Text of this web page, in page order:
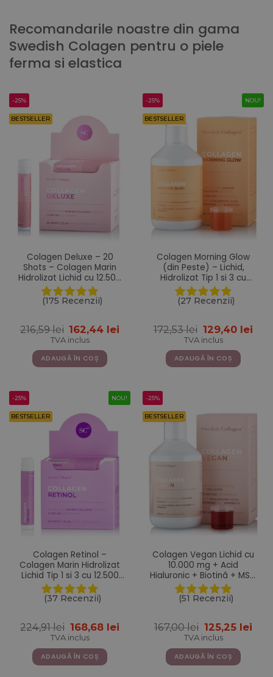
Recomandarile noastre din gama
Swedish Colagen pentru o piele
ferma si elastica
-25%
BESTSELLER
Colagen Deluxe – 20
Shots – Colagen Marin
Hidrolizat Lichid cu 12.500
mg + Acid Hialuronic 75
mg + Biotina 5000 mcg +
MSM 125 mg + Zinc + Siliciu
(175 Recenzii)
216,59lei Prețul
inițial
a
fost:
216,59 lei.
162,44 lei
162,44 lei.
TVA inclus
ADAUGĂ ÎN COȘ
-25%
BESTSELLER
NOU!
Colagen Morning Glow
(din Peste) – Lichid,
Hidrolizat Tip 1 si 3 cu
10.000 mg + Acid
Hialuronic 25 mg + Retinol
800 mcg + Biotina 5000
Siliciu + Vitamine – 500 ml
(27 Recenzii)
172,53lei Prețul
inițial
a
fost:
172,53 lei.
129,40 lei
TVA inclus
ADAUGĂ ÎN COȘ
-25%
BESTSELLER
NOU!
Colagen Retinol –
Colagen Marin Hidrolizat
Lichid Tip 1 si 3 cu 12.500
mg + Retinol 800 mcg +
Acid Hialuronic 75 mg +
Biotina 5000 mcg + MSM
Siliciu 25 mg + Vitaminele
C, B5, B6, B12 si D3 – 20
Fiole
(37 Recenzii)
224,91lei Prețul
inițial
a
fost:
224,91 lei.
168,68 leiPrețul
TVA inclus
ADAUGĂ ÎN COȘ
-25%
BESTSELLER
Colagen Vegan Lichid cu
10.000 mg + Acid
Hialuronic + Biotină + MSM
+ Zinc + Siliciu + Seleniu +
Vitamine – 500 ml
(51 Recenzii)
167,00lei Prețul
inițial
a
fost:
167,00 lei.
125,25 lei
TVA inclus
ADAUGĂ ÎN COȘ